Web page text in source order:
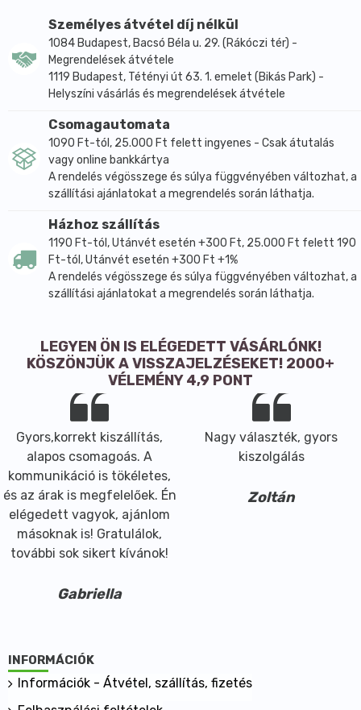
Személyes átvétel díj nélkül
1084 Budapest, Bacsó Béla u. 29. (Rákóczi tér) -
Megrendelések átvétele
1119 Budapest, Tétényi út 63. 1. emelet (Bikás Park) -
Helyszíni vásárlás és megrendelések átvétele
Csomagautomata
1090 Ft-tól, 25.000 Ft felett ingyenes - Csak átutalás
vagy online bankkártya
A rendelés végösszege és súlya függvényében változhat, a
szállítási ajánlatokat a megrendelés során láthatja.
Házhoz szállítás
1190 Ft-tól, Utánvét esetén +300 Ft, 25.000 Ft felett 190
Ft-tól, Utánvét esetén +300 Ft +1%
A rendelés végösszege és súlya függvényében változhat, a
szállítási ajánlatokat a megrendelés során láthatja.
LEGYEN ÖN IS ELÉGEDETT VÁSÁRLÓNK!
KÖSZÖNJÜK A VISSZAJELZÉSEKET! 2000+
VÉLEMÉNY 4,9 PONT
Gyors,korrekt kiszállítás,
alapos csomagoás. A
kommunikáció is tökéletes,
és az árak is megfelelőek. Én
elégedett vagyok, ajánlom
másoknak is! Gratulálok,
további sok sikert kívánok!
Gabriella
Nagy választék, gyors
kiszolgálás
Zoltán
INFORMÁCIÓK
Információk - Átvétel, szállítás, fizetés